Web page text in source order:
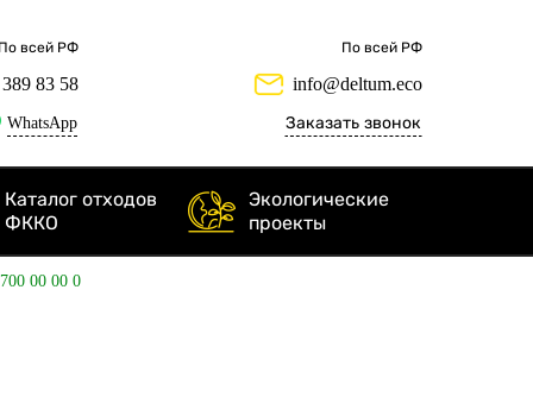
всей РФ
83 58
WhatsApp
По всей РФ
info@deltum.eco
Заказать звонок
Каталог отходов
ФККО
Экологические
проекты
00 00 0